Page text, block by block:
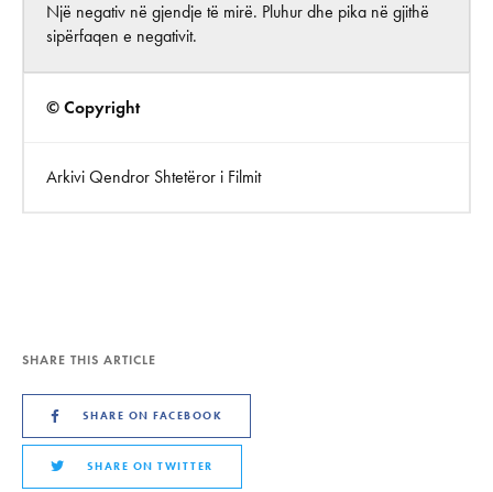
Një negativ në gjendje të mirë. Pluhur dhe pika në gjithë
sipërfaqen e negativit.
© Copyright
Arkivi Qendror Shtetëror i Filmit
SHARE THIS ARTICLE
SHARE ON FACEBOOK
SHARE ON TWITTER